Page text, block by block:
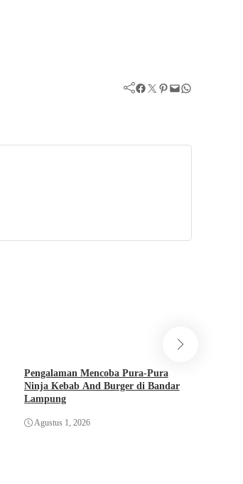
Facebook Twitter Pinterest Mail WhatsApp
Pengalaman Mencoba Pura-Pura
Ninja Kebab And Burger di Bandar
Lampung
Agustus 1, 2026